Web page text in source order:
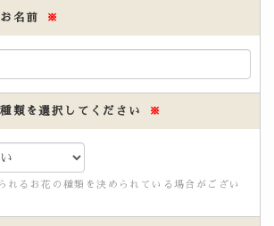
名前 ※
類を選択してください ※
れるお花の種類を決められている場合がござい